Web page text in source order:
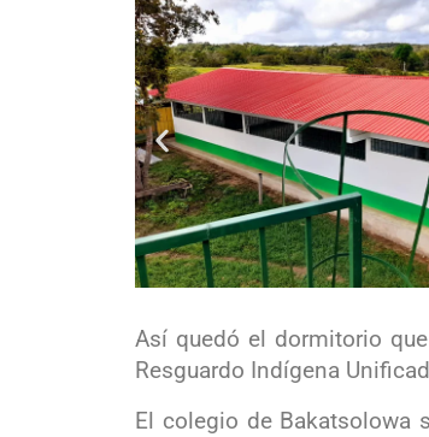
Así quedó el dormitorio
Resguardo Indígena
El colegio de Bakatsolowa